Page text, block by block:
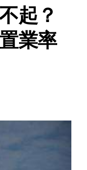
起？
業率